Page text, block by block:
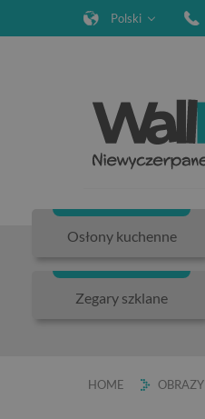
Polski
Osłony kuchenne
Zegary szklane
HOME OBRAZY